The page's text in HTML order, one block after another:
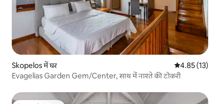
Skopelos में घर औसत रेटिंग 5 में
4.85 (13)
Evagelias Garden Gem/Center, साथ में नाश्ते की टोकरी